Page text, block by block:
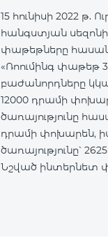
15 հունիսի 2022 թ.
հանգստյան սեզոնի
փաթեթները
«Ռոումինգ փաթեթ
բաժանորդները
12000 դրամի
ծառայությունը
դրամի փոխարեն,
ծառայությունը՝
Նշված ինտերնետ